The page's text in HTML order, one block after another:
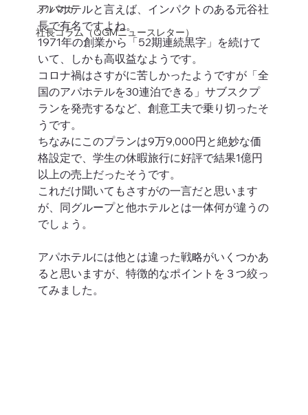
メルマガ
社長コラム（QGMニュースレター）
アパホテルと言えば、インパクトのある元谷社
長で有名ですよね。
1971年の創業から「52期連続黒字」を続けて
いて、しかも高収益なようです。
コロナ禍はさすがに苦しかったようですが「全
国のアパホテルを30連泊できる」サブスクプ
ランを発売するなど、創意工夫で乗り切ったそ
うです。
ちなみにこのプランは9万9,000円と絶妙な価
格設定で、学生の休暇旅行に好評で結果1億円
以上の売上だったそうです。
これだけ聞いてもさすがの一言だと思います
が、同グループと他ホテルとは一体何が違うの
でしょう。
アパホテルには他とは違った戦略がいくつかあ
ると思いますが、特徴的なポイントを３つ絞っ
てみました。